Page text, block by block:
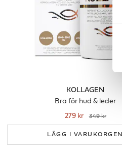
KOLLAGEN
Bra för hud & leder
279 kr
349 kr
LÄGG I VARUKORGEN